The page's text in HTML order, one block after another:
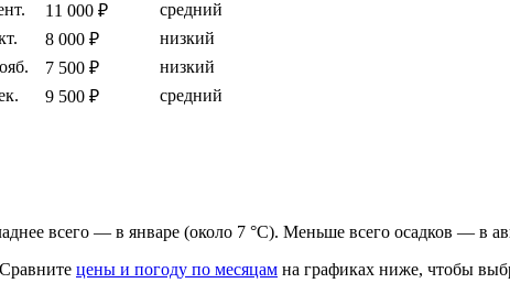
11 000 ₽
средний
8 000 ₽
низкий
7 500 ₽
низкий
9 500 ₽ средний
всего — в январе (около 7 °C). Меньше всего осадков — в
Сравните цены и погоду по месяцам на графиках ниже, чтобы